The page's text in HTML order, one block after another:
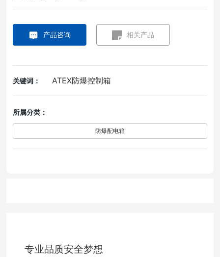
专业品质安全梦想
产品咨询 相关产品
关键词： ATEX防爆控制箱
所属分类：
防爆配电箱